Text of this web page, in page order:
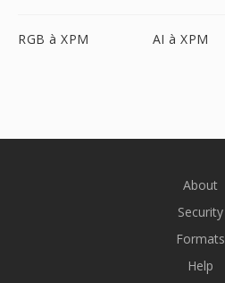
RGB à XPM AI à XPM
About
Security
Formats
Help